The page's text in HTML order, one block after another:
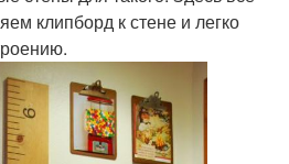
клипборд к стене и легко